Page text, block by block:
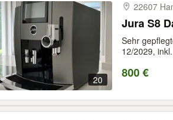
20
22607
Jura S8
Sehr
12/2029,
800 €